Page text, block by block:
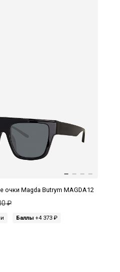
очки Magda Butrym MAGDA12
₽
Баллы +4 373 ₽